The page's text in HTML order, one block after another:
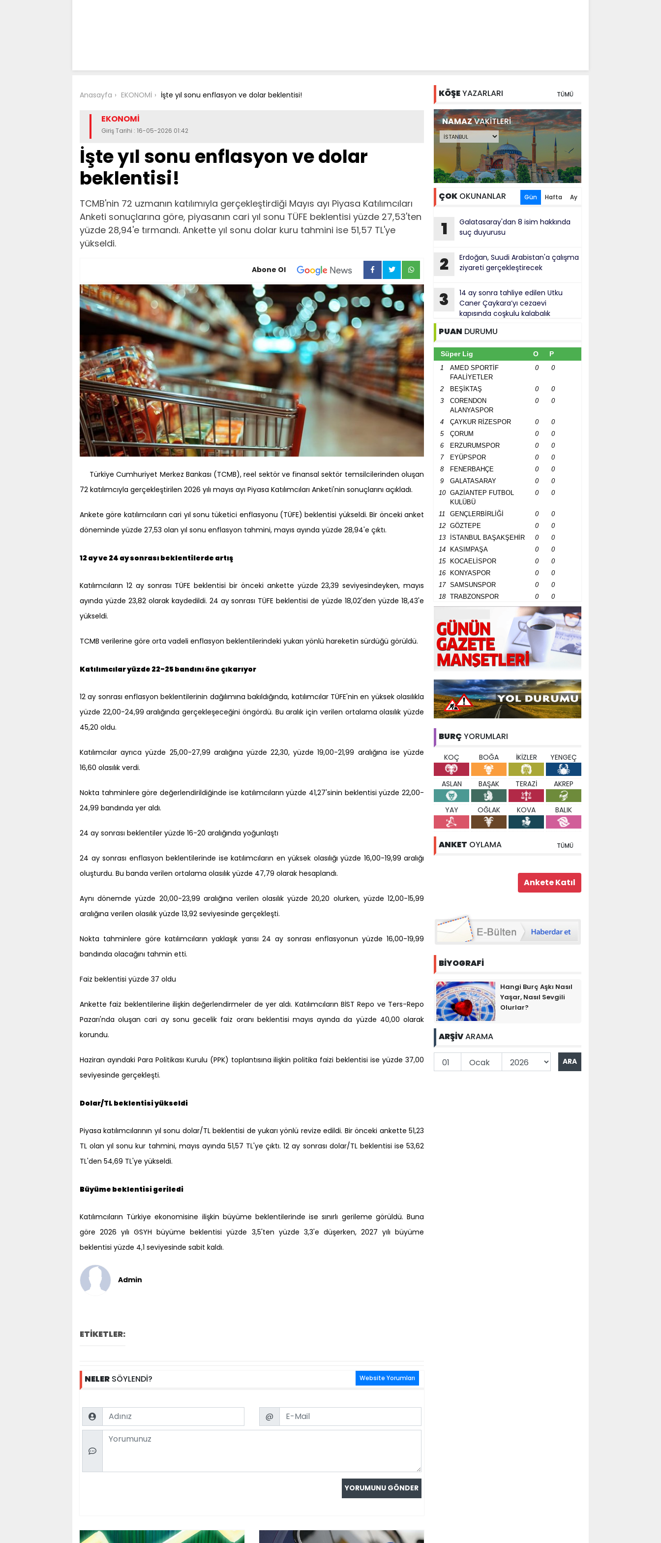
Anasayfa EKONOMİ İşte yıl sonu enflasyon ve dolar beklentisi!
EKONOMİ
Giriş Tarihi : 16-05-2026 01:42
İşte yıl sonu enflasyon ve dolar
beklentisi!
TCMB'nin 72 uzmanın katılımıyla gerçekleştirdiği Mayıs ayı Piyasa Katılımcıları
Anketi sonuçlarına göre, piyasanın cari yıl sonu TÜFE beklentisi yüzde 27,53'ten
yüzde 28,94'e tırmandı. Ankette yıl sonu dolar kuru tahmini ise 51,57 TL'ye
yükseldi.
Abone Ol
Türkiye Cumhuriyet Merkez Bankası (TCMB), reel sektör ve finansal sektör temsilcilerinden oluşan
72 katılımcıyla gerçekleştirilen 2026 yılı mayıs ayı Piyasa Katılımcıları Anketi'nin sonuçlarını açıkladı.
Ankete göre katılımcıların cari yıl sonu tüketici enflasyonu (TÜFE) beklentisi yükseldi. Bir önceki anket
döneminde yüzde 27,53 olan yıl sonu enflasyon tahmini, mayıs ayında yüzde 28,94'e çıktı.
12 ay ve 24 ay sonrası beklentilerde artış
Katılımcıların 12 ay sonrası TÜFE beklentisi bir önceki ankette yüzde 23,39 seviyesindeyken, mayıs
ayında yüzde 23,82 olarak kaydedildi. 24 ay sonrası TÜFE beklentisi de yüzde 18,02'den yüzde 18,43'e
yükseldi.
TCMB verilerine göre orta vadeli enflasyon beklentilerindeki yukarı yönlü hareketin sürdüğü görüldü.
Katılımcılar yüzde 22-25 bandını öne çıkarıyor
12 ay sonrası enflasyon beklentilerinin dağılımına bakıldığında, katılımcılar TÜFE'nin en yüksek olasılıkla
yüzde 22,00-24,99 aralığında gerçekleşeceğini öngördü. Bu aralık için verilen ortalama olasılık yüzde
45,20 oldu.
Katılımcılar ayrıca yüzde 25,00-27,99 aralığına yüzde 22,30, yüzde 19,00-21,99 aralığına ise yüzde
16,60 olasılık verdi.
Nokta tahminlere göre değerlendirildiğinde ise katılımcıların yüzde 41,27'sinin beklentisi yüzde 22,00-
24,99 bandında yer aldı.
24 ay sonrası beklentiler yüzde 16-20 aralığında yoğunlaştı
24 ay sonrası enflasyon beklentilerinde ise katılımcıların en yüksek olasılığı yüzde 16,00-19,99 aralığı
oluşturdu. Bu banda verilen ortalama olasılık yüzde 47,79 olarak hesaplandı.
Aynı dönemde yüzde 20,00-23,99 aralığına verilen olasılık yüzde 20,20 olurken, yüzde 12,00-15,99
aralığına verilen olasılık yüzde 13,92 seviyesinde gerçekleşti.
Nokta tahminlere göre katılımcıların yaklaşık yarısı 24 ay sonrası enflasyonun yüzde 16,00-19,99
bandında olacağını tahmin etti.
Faiz beklentisi yüzde 37 oldu
Ankette faiz beklentilerine ilişkin değerlendirmeler de yer aldı. Katılımcıların BİST Repo ve Ters-Repo
Pazarı'nda oluşan cari ay sonu gecelik faiz oranı beklentisi mayıs ayında da yüzde 40,00 olarak
korundu.
Haziran ayındaki Para Politikası Kurulu (PPK) toplantısına ilişkin politika faizi beklentisi ise yüzde 37,00
seviyesinde gerçekleşti.
Dolar/TL beklentisi yükseldi
Piyasa katılımcılarının yıl sonu dolar/TL beklentisi de yukarı yönlü revize edildi. Bir önceki ankette 51,23
TL olan yıl sonu kur tahmini, mayıs ayında 51,57 TL'ye çıktı. 12 ay sonrası dolar/TL beklentisi ise 53,62
TL'den 54,69 TL'ye yükseldi.
Büyüme beklentisi geriledi
Katılımcıların Türkiye ekonomisine ilişkin büyüme beklentilerinde ise sınırlı gerileme görüldü. Buna
göre 2026 yılı GSYH büyüme beklentisi yüzde 3,5'ten yüzde 3,3'e düşerken, 2027 yılı büyüme
beklentisi yüzde 4,1 seviyesinde sabit kaldı.
Admin
ETİKETLER:
NELER SÖYLENDİ? Website Yorumları
Name Email
@
Comment
KÖŞEYAZARLARI TÜMÜ
NAMAZVAKİTLERİ
ÇOK OKUNANLAR Gün Hafta Ay
1
Galatasaray'dan 8 isim hakkında
suç duyurusu
2
Erdoğan, Suudi Arabistan'a çalışma
ziyareti gerçekleştirecek
3
14 ay sonra tahliye edilen Utku
Caner Çaykara’yı cezaevi
kapısında coşkulu kalabalık
karşıladı
PUAN DURUMU
Süper Lig O P
1
AMED SPORTİF
FAALİYETLER
0 0
2 BEŞİKTAŞ 0
0
3
CORENDON
ALANYASPOR
0 0
4 ÇAYKUR RİZESPOR 0
0
5
ÇORUM 0
0
6
ERZURUMSPOR 0
0
7
EYÜPSPOR 0
0
8
FENERBAHÇE 0
0
9
GALATASARAY 0
0
10
GAZİANTEP FUTBOL
KULÜBÜ
0 0
11 GENÇLERBİRLİĞİ 0
0
12
GÖZTEPE 0
0
13
İSTANBUL BAŞAKŞEHİR 0
0
14
KASIMPAŞA 0
0
15
KOCAELİSPOR 0
0
16
KONYASPOR 0
0
17
SAMSUNSPOR 0
0
18
TRABZONSPOR 0 0
BURÇ YORUMLARI
KOÇ BOĞA İKİZLER YENGEÇ
ASLAN BAŞAK TERAZİ AKREP
YAY OĞLAK KOVA BALIK
ANKET OYLAMA TÜMÜ
BİYOGRAFİ
Hangi Burç Aşkı Nasıl
Yaşar, Nasıl Sevgili
Olurlar?
ARŞİVARAMA